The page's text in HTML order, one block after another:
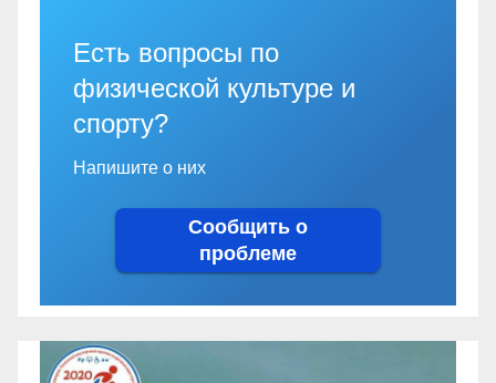
Есть вопросы по
физической культуре и
спорту?
Напишите о них
Сообщить о
проблеме